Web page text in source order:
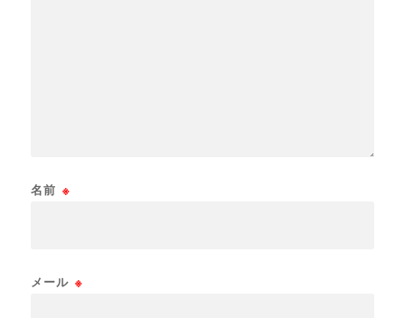
名前 ※
メール ※